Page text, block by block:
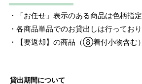
L ～168cm ～
単位：１尺＝約38cm １寸＝約
・「お任せ」表示のある商品は色柄指定
・各商品単品でのお貸出しは行っており
・【要返却】の商品（⑧着付小物含む
貸出期間について